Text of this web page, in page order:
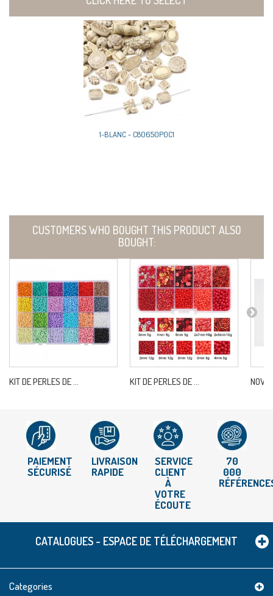
1-BLANC - C80650P0C1
CUSTOMERS WHO BOUGHT THIS PRODUCT ALSO
BOUGHT:
KIT DE PERLES DE ... KIT DE PERLES DE ...
PAIEMENT
SÉCURISÉ
LIVRAISON
RAPIDE
SERVICE
CLIENT
À
VOTRE
ÉCOUTE
70
000
CATALOGUES - ESPACE DE TÉLÉCHARGEMENT
Categories